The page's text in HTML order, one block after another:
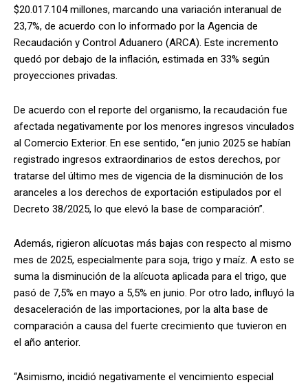
$20.017.104 millones, marcando una variación interanual de
23,7%, de acuerdo con lo informado por la Agencia de
Recaudación y Control Aduanero (ARCA). Este incremento
quedó por debajo de la inflación, estimada en 33% según
proyecciones privadas.
De acuerdo con el reporte del organismo, la recaudación fue
afectada negativamente por los menores ingresos vinculados
al Comercio Exterior. En ese sentido, “en junio 2025 se habían
registrado ingresos extraordinarios de estos derechos, por
tratarse del último mes de vigencia de la disminución de los
aranceles a los derechos de exportación estipulados por el
Decreto 38/2025, lo que elevó la base de comparación”.
Además, rigieron alícuotas más bajas con respecto al mismo
mes de 2025, especialmente para soja, trigo y maíz. A esto se
suma la disminución de la alícuota aplicada para el trigo, que
pasó de 7,5% en mayo a 5,5% en junio. Por otro lado, influyó la
desaceleración de las importaciones, por la alta base de
comparación a causa del fuerte crecimiento que tuvieron en
el año anterior.
“Asimismo, incidió negativamente el vencimiento especial